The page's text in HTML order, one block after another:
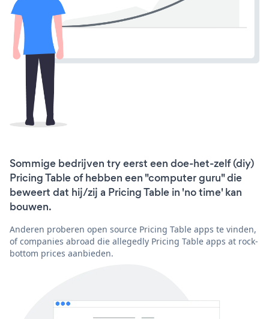
Sommige bedrijven try eerst een doe-het-zelf (diy)
Pricing Table of hebben een "computer guru" die
beweert dat hij/zij a Pricing Table in 'no time' kan
bouwen.
Anderen proberen open source Pricing Table apps te vinden,
of companies abroad die allegedly Pricing Table apps at rock-
bottom prices aanbieden.